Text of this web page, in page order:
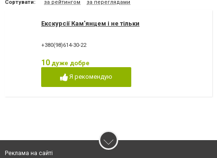
Сортувати: за рейтингом за переглядами
Екскурсії Кам'янцем і не тільки
+380(98)614-30-22
10 дуже добре
Я рекомендую
Реклама на сайті